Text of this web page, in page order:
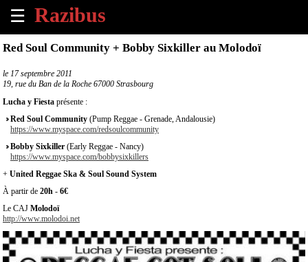
☰
×
Tous
évènements
à
venir
Annoncer
un
évènement
Contact
Red Soul Community + Bobby Sixkiller au Molodoï
le 17 septembre 2011
19, rue du Ban de la Roche 67000 Strasbourg
Lucha y Fiesta présente :
Red Soul Community (Pump Reggae - Grenade, Andalousie)
https://www.myspace.com/redsoulcommunity
Bobby Sixkiller (Early Reggae - Nancy)
https://www.myspace.com/bobbysixkillers
+ United Reggae Ska & Soul Sound System
À partir de 20h - 6€
Le CAJ Molodoï
http://www.molodoi.net